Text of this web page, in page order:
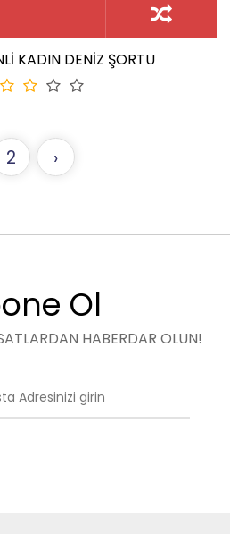
KADIN DENİZ ŞORTU
2 ›
Ol
HABERDAR OLUN!